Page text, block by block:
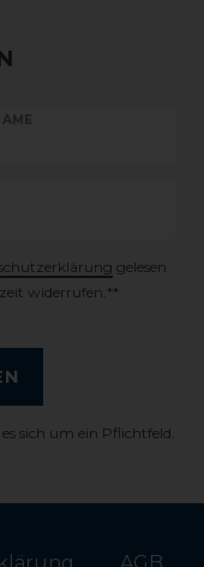
gelesen
widerrufen.**
sich um ein Pflichtfeld.